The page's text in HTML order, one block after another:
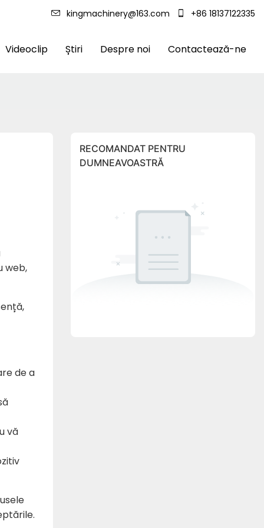
kingmachinery@163.com +86 18137122335
Videoclip Știri Despre noi Contactează-ne
web,
de a
vă
RECOMANDAT PENTRU
DUMNEAVOASTRĂ